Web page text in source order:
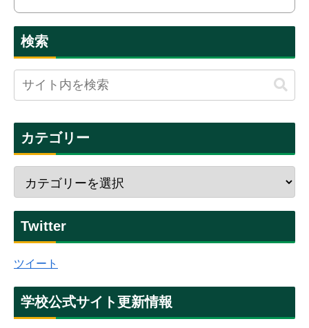
検索
カテゴリー
Twitter
ツイート
学校公式サイト更新情報